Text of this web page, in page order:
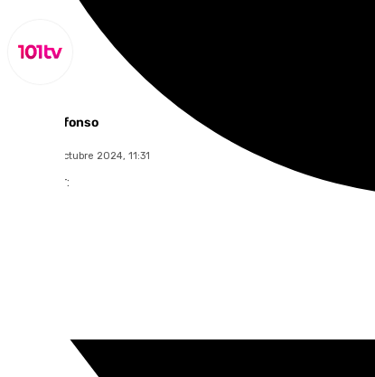
Miguel Alfonso
jueves, 31 octubre 2024, 11:31
Compartir: